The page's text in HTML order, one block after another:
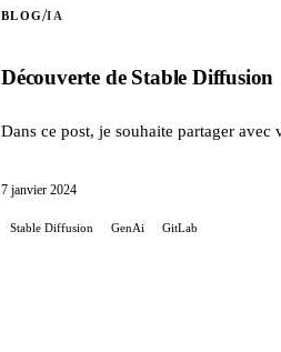
BLOG/IA
Découverte de Stable Diffusion
Dans ce post, je souhaite partager
7 janvier 2024
Stable Diffusion GenAi GitLab